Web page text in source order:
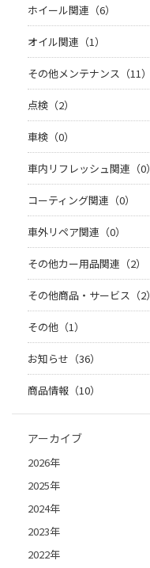
ホイール関連（6）
オイル関連（1）
その他メンテナンス（11）
点検（2）
車検（0）
車内リフレッシュ関連（0）
コーティング関連（0）
車外リペア関連（0）
その他カー用品関連（2）
その他商品・サービス（2）
その他（1）
お知らせ（36）
商品情報（10）
アーカイブ
2026年
2025年
2024年
2023年
2022年